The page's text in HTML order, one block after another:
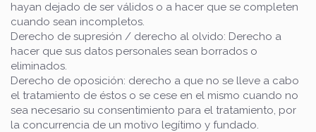
hayan dejado de ser válidos o a hacer que se completen
cuando sean incompletos.
Derecho de supresión / derecho al olvido: Derecho a
hacer que sus datos personales sean borrados o
eliminados.
Derecho de oposición: derecho a que no se lleve a cabo
el tratamiento de éstos o se cese en el mismo cuando no
sea necesario su consentimiento para el tratamiento, por
la concurrencia de un motivo legítimo y fundado.